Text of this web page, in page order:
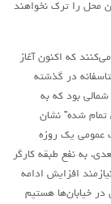
محل را ترک نخواهند
که اکنون آغاز
در گذشته
شمالی بود که به
شده” نشان
عمومی یک روزه
به نفع طبقه کارگر
افزایش ادامه
در خیابان‌ها هستیم